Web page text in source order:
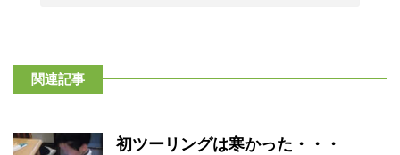
関連記事
初ツーリングは寒かった・・・